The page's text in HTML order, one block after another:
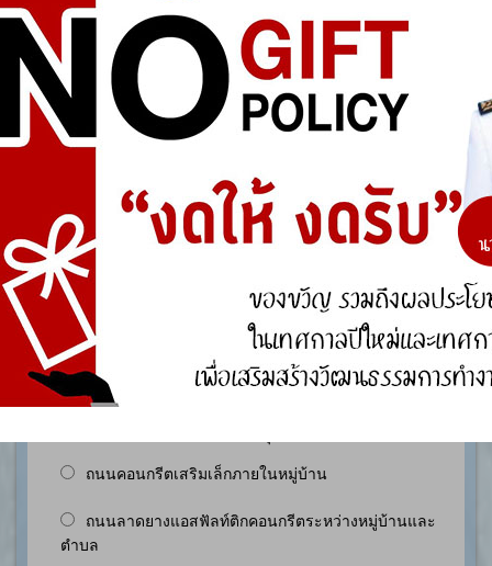
การจัดการความรู้ (KM)
องค์ความรู้ที่สนับสนุน วิสัยทัศน์ พันธกิจ ยุทธศาสตร์
ขององค์กร
องค์ความรู้ที่ใช้แก้ไขปัญหาที่องค์กรประสบอยู่ใน
ปัจจุบัน
องค์ความรู้อื่นๆ ที่เกี่ยวข้องกับการพัฒนาองค์กร
สำรวจความพึงพอใจ
ประชาชนในเขตพื้นที่ตำบลหนองกุง มีความพึงพอใจ
ของต่อการดำเนินงานตามโครงการก่อสร้าง ประเภท
ถนนคอนกรีตเสริมเล็กภายในหมู่บ้าน
ถนนลาดยางแอสฟัลท์ติกคอนกรีตระหว่างหมู่บ้านและ
ตำบล